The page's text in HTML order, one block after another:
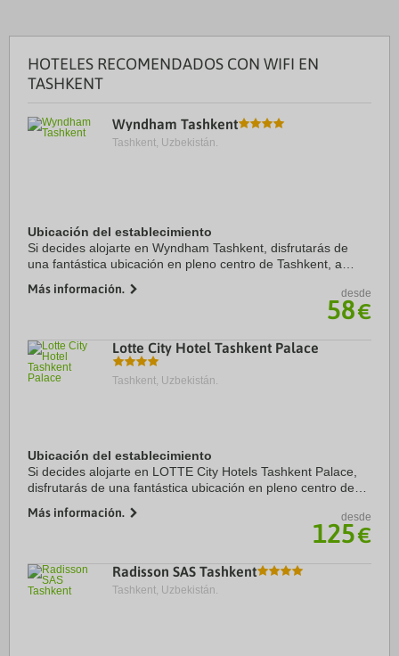
HOTELES RECOMENDADOS CON WIFI EN
TASHKENT
Wyndham Tashkent
Tashkent, Uzbekistán.
Ubicación del establecimiento
Si decides alojarte en Wyndham Tashkent, disfrutarás de
una fantástica ubicación en pleno centro de Tashkent, a
Monumento Amir Timur. Además, este hotel ...
Más información. desde
58€
Lotte City Hotel Tashkent Palace
Tashkent, Uzbekistán.
Ubicación del establecimiento
Si decides alojarte en LOTTE City Hotels Tashkent Palace,
disfrutarás de una fantástica ubicación en pleno centro de
Ópera de Navoi y Museo de ...
Más información. desde
125€
Radisson SAS Tashkent
Tashkent, Uzbekistán.